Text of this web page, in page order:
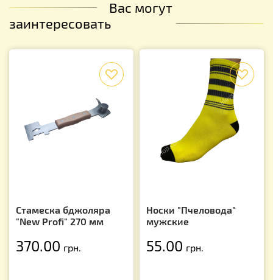
Вас могут
заинтересовать
Стамеска бджоляра
"New Profi" 270 мм
370.00 грн.
Носки "Пчеловода"
мужские
55.00 грн.